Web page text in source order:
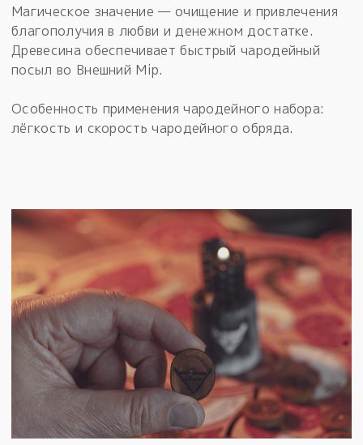
Магическое значение — очищение и привлечения
благополучия в любви и денежном достатке.
Древесина обеспечивает быстрый чародейный
посыл во Внешний Мiр.
Особенность применения чародейного набора:
лёгкость и скорость чародейного обряда.